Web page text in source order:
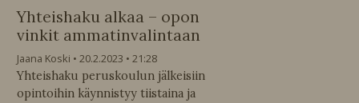
Yhteishaku alkaa – opon
vinkit ammatinvalintaan
Jaana Koski 20.2.2023
21:28
Yhteishaku peruskoulun jälkeisiin
opintoihin käynnistyy tiistaina ja